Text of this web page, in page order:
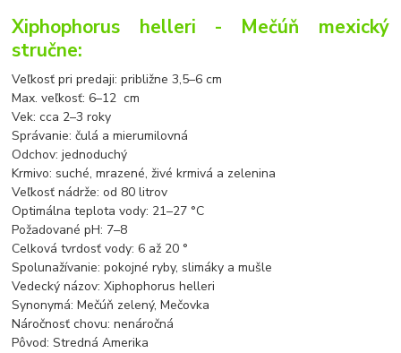
Xiphophorus helleri - Mečúň mexický
stručne:
Veľkosť pri predaji: približne 3,5–6 cm
Max. veľkosť: 6–12 cm
Vek: cca 2–3 roky
Správanie: čulá a mierumilovná
Odchov: jednoduchý
Krmivo: suché, mrazené, živé krmivá a zelenina
Veľkosť nádrže: od 80 litrov
Optimálna teplota vody: 21–27 °C
Požadované pH: 7–8
Celková tvrdosť vody: 6 až 20 °
Spolunažívanie: pokojné ryby, slimáky a mušle
Vedecký názov: Xiphophorus helleri
Synonymá: Mečúň zelený, Mečovka
Náročnosť chovu: nenáročná
Pôvod: Stredná Amerika